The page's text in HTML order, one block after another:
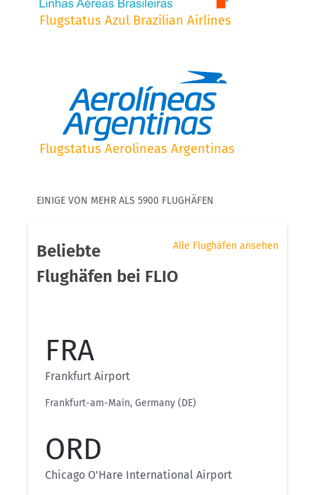
Flugstatus Azul Brazilian Airlines
Flugstatus Aerolineas Argentinas
EINIGE VON MEHR ALS 5900 FLUGHÄFEN
Alle Flughäfen ansehen
Beliebte
Flughäfen bei FLIO
FRA
Frankfurt Airport
Frankfurt-am-Main, Germany (DE)
ORD
Chicago O'Hare International Airport